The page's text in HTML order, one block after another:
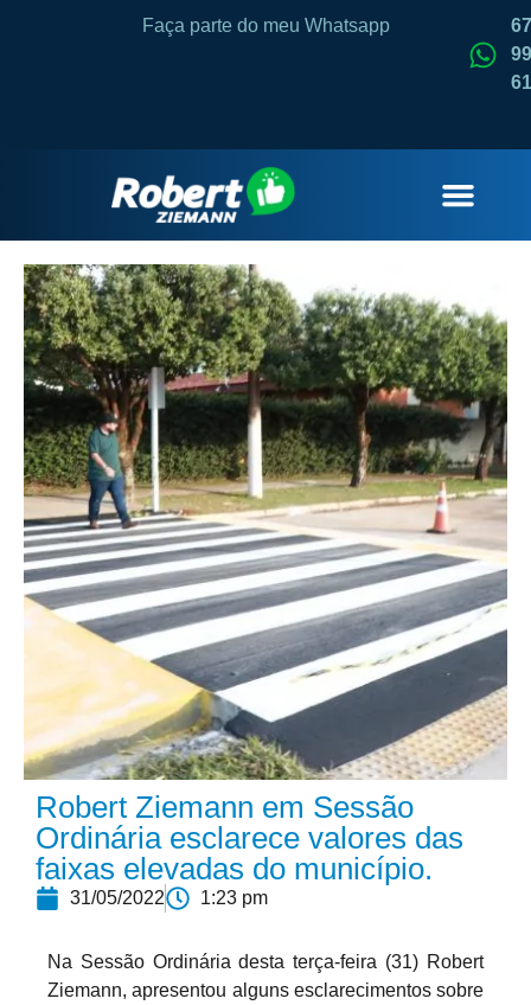
Faça parte do meu Whatsapp
Robert Ziemann em Sessão
Ordinária esclarece valores das
faixas elevadas do município.
31/05/2022 1:23 pm
Na Sessão Ordinária desta terça-feira (31) Robert
Ziemann, apresentou alguns esclarecimentos sobre